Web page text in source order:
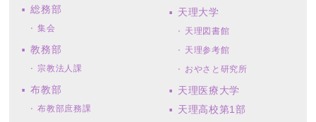
総務部
集会
教務部
宗教法人課
布教部
布教部庶務課
天理大学
天理図書館
天理参考館
おやさと研究所
天理医療大学
天理高校第1部